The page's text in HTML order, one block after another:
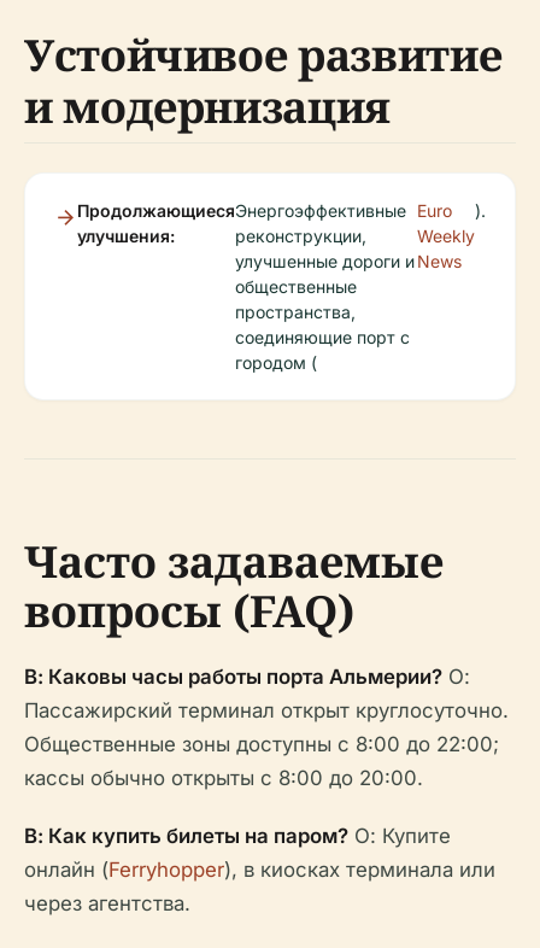
Устойчивое развитие
и модернизация
Продолжающиеся
улучшения:
Энергоэффективные
реконструкции,
улучшенные дороги и
общественные
пространства,
соединяющие порт с
городом (
Euro
Weekly
News
).
Часто задаваемые
вопросы (FAQ)
В: Каковы часы работы порта Альмерии? О:
Пассажирский терминал открыт круглосуточно.
Общественные зоны доступны с 8:00 до 22:00;
кассы обычно открыты с 8:00 до 20:00.
В: Как купить билеты на паром? О: Купите
онлайн (Ferryhopper), в киосках терминала или
через агентства.